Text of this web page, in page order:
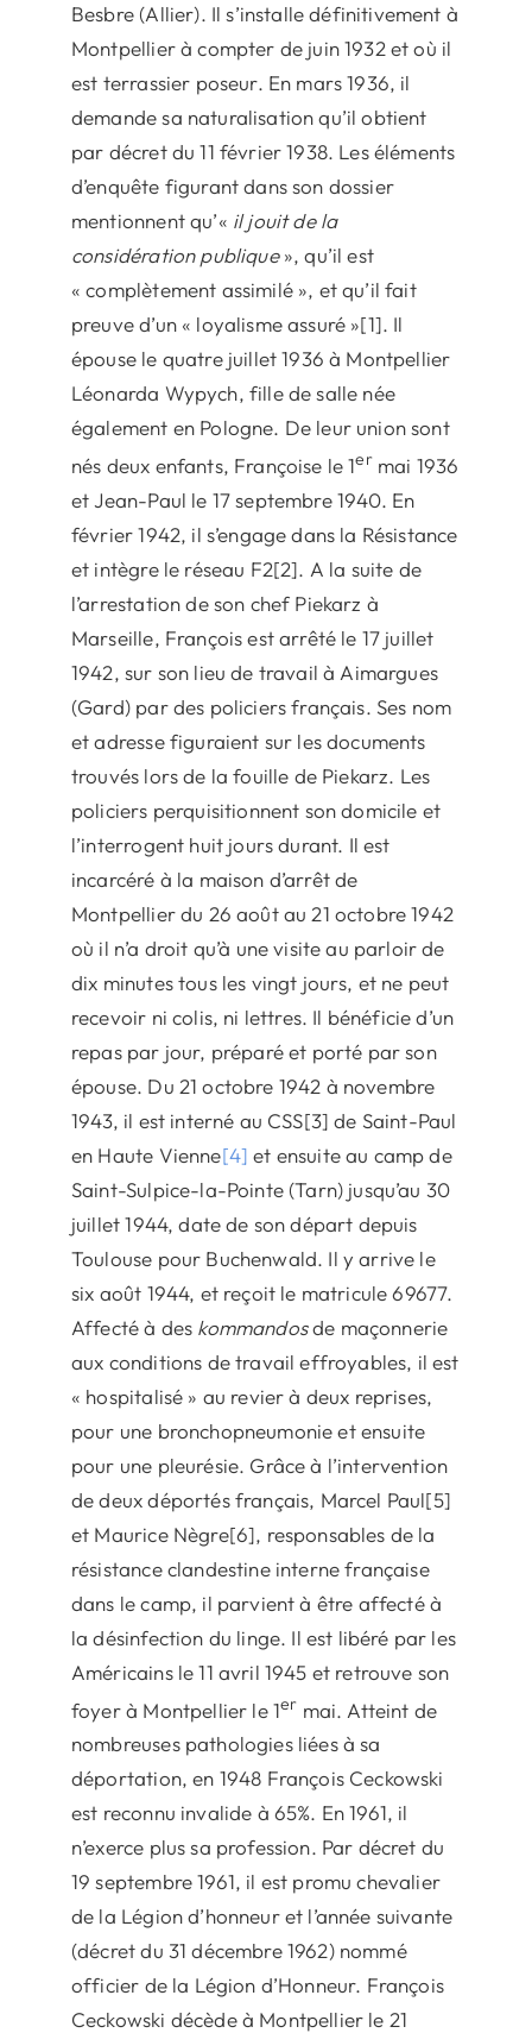
Besbre (Allier). Il s’installe définitivement à
Montpellier à compter de juin 1932 et où il
est terrassier poseur. En mars 1936, il
demande sa naturalisation qu’il obtient
par décret du 11 février 1938. Les éléments
d’enquête figurant dans son dossier
mentionnent qu’« il jouit de la
considération publique», qu’il est
« complètement assimilé », et qu’il fait
preuve d’un « loyalisme assuré »[1]. Il
épouse le quatre juillet 1936 à Montpellier
Léonarda Wypych, fille de salle née
également en Pologne. De leur union sont
nés deux enfants, Françoise le 1ermai 1936
et Jean-Paul le 17 septembre 1940. En
février 1942, il s’engage dans la Résistance
et intègre le réseau F2[2]. A la suite de
l’arrestation de son chef Piekarz à
Marseille, François est arrêté le 17 juillet
1942, sur son lieu de travail à Aimargues
(Gard) par des policiers français. Ses nom
et adresse figuraient sur les documents
trouvés lors de la fouille de Piekarz. Les
policiers perquisitionnent son domicile et
l’interrogent huit jours durant. Il est
incarcéré à la maison d’arrêt de
Montpellier du 26 août au 21 octobre 1942
où il n’a droit qu’à une visite au parloir de
dix minutes tous les vingt jours, et ne peut
recevoir ni colis, ni lettres. Il bénéficie d’un
repas par jour, préparé et porté par son
épouse. Du 21 octobre 1942 à novembre
1943, il est interné au CSS[3] de Saint-Paul
en Haute Vienne[4] et ensuite au camp de
Saint-Sulpice-la-Pointe (Tarn) jusqu’au 30
juillet 1944, date de son départ depuis
Toulouse pour Buchenwald. Il y arrive le
six août 1944, et reçoit le matricule 69677.
Affecté à des kommandosde maçonnerie
aux conditions de travail effroyables, il est
« hospitalisé » au revier à deux reprises,
pour une bronchopneumonie et ensuite
pour une pleurésie. Grâce à l’intervention
de deux déportés français, Marcel Paul[5]
et Maurice Nègre[6], responsables de la
résistance clandestine interne française
dans le camp, il parvient à être affecté à
la désinfection du linge. Il est libéré par les
Américains le 11 avril 1945 et retrouve son
foyer à Montpellier le 1er mai. Atteint de
nombreuses pathologies liées à sa
déportation, en 1948 François Ceckowski
est reconnu invalide à 65%. En 1961, il
n’exerce plus sa profession. Par décret du
19 septembre 1961, il est promu chevalier
de la Légion d’honneur et l’année suivante
(décret du 31 décembre 1962) nommé
officier de la Légion d’Honneur. François
Ceckowski décède à Montpellier le 21